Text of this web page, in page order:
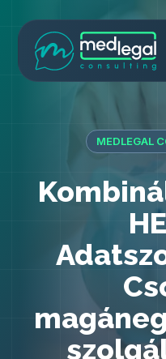
tartalombaMedLegal
MEDLEGAL